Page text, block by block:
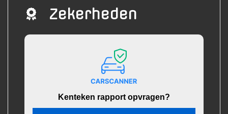
Zekerheden
Kenteken rapport opvragen?